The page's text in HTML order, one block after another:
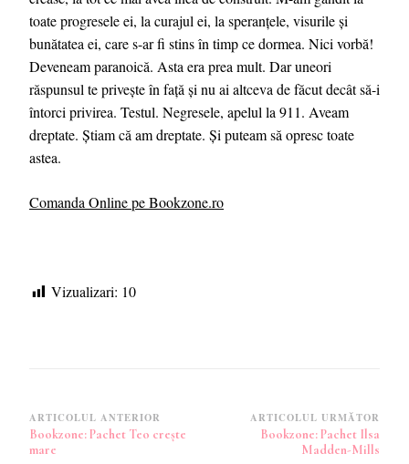
toate progresele ei, la curajul ei, la speranțele, visurile și
bunătatea ei, care s-ar fi stins în timp ce dormea. Nici vorbă!
Deveneam paranoică. Asta era prea mult. Dar uneori
răspunsul te privește în față și nu ai altceva de făcut decât să-i
întorci privirea. Testul. Negresele, apelul la 911. Aveam
dreptate. Știam că am dreptate. Și puteam să opresc toate
astea.
Comanda Online pe Bookzone.ro
Vizualizari: 10
Navigare
în
ARTICOLUL ANTERIOR
Bookzone: Pachet Teo crește
mare
ARTICOLUL URMĂTOR
Bookzone: Pachet Ilsa
Madden-Mills